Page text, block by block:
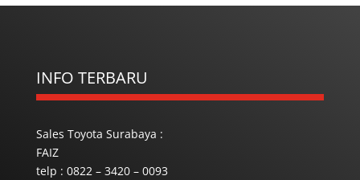
INFO TERBARU
Sales Toyota Surabaya :
FAIZ
telp : 0822 – 3420 – 0093